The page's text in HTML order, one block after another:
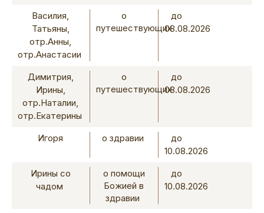
Василия,
Татьяны,
отр.Анны,
отр.Анастасии
о
путешествующих
до
08.08.2026
Димитрия,
Ирины,
отр.Наталии,
отр.Екатерины
о
путешествующих
до
08.08.2026
Игоря о здравии
до
10.08.2026
Ирины со
чадом
о помощи
Божией в
здравии
до
10.08.2026